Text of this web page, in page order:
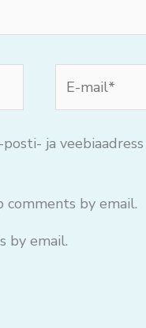
mail*
ja
by email.
by email.